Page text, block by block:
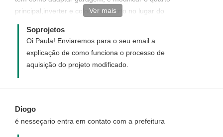
principal,inverter e colocar o quarto no lugar do
banheiro e do closet, para a sacada sair do quarto, deu
para entender? Meu email é paulazanco@yahoo.com ,
se possivel me mandar o orçamento. Grata
Ver mais
Soprojetos
Oi Paula! Enviaremos para o seu email a
explicação de como funciona o processo de
aquisição do projeto modificado.
Diogo
é nesseçario entra em contato com a prefeitura